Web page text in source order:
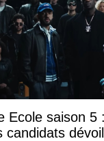
Ecole saison 5
candidats